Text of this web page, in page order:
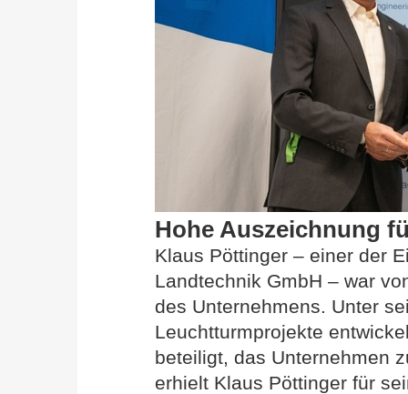
Hohe Auszeichnung
Klaus Pöttinger – einer der
Landtechnik GmbH – war
des Unternehmens. Unter
Leuchtturmprojekte
beteiligt, das Unternehmen
erhielt Klaus Pöttinger für